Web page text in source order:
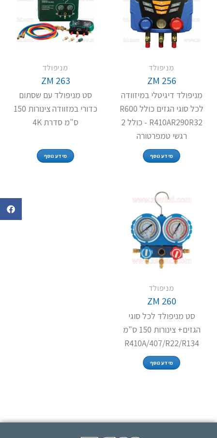
מניפולד
ZM 256
מניפולד דיגיטלי במיזוודה
לכל סוגי הגזים כולל R600
R410AR290R32 - כולל 2
רגשי טמפרטורה
מידע נוסף
מניפולד
ZM 263
סט מניפולד עם שסתום
כדורי במזוודה צינורות 150
ס"מ סדרת 4K
מידע נוסף
מניפולד
ZM 260
סט מניפולד לכל סוגי
הגזים+ צינורות 150 ס"מ
R410A/407/R22/R134
מידע נוסף